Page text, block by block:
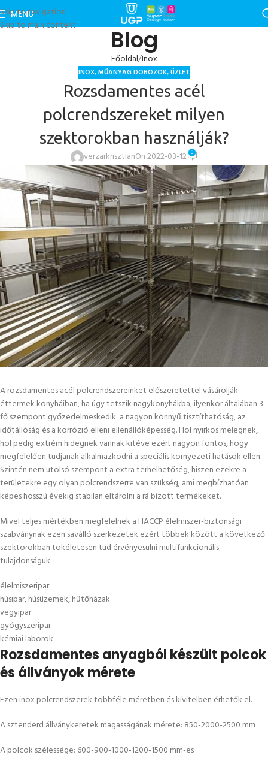
Skip to navigation
Skip to main content
MENU
Blog
Főoldal Inox
INOX,MŰANYAG DOBOZOK,ÜZLET
Rozsdamentes acél
polcrendszereket milyen
szektorokban használják?
verzarkrisztianOn 2022-03-12 0
Arozsdamentes acél polcrendszereinket előszeretettel vásárolják
éttermek konyháiban, ha úgy tetszik nagykonyhákba, ilyenkor általában 3
fő szempont győzedelmeskedik: a nagyon könnyű tisztíthatóság, az
időtállóság és a korrózió elleni ellenállóképesség. Hol nyirkos melegnek,
hol pedig extrém hidegnek vannak kitéve ezért nagyon fontos, hogy
megfelelően tudjanak alkalmazkodni a speciális környezeti hatások ellen.
Szintén nem utolsó szempont a extra terhelhetőség, hiszen ezekre a
területekre egy olyan polcrendszerre van szükség, ami megbízhatóan
képes hosszú évekig stabilan eltárolni a rá bízott termékeket.
Mivel teljes mértékben megfelelnek a HACCP élelmiszer-biztonsági
szabványnak ezen saválló szerkezetek ezért többek között a következő
szektorokban tökéletesen tud érvényesülni multifunkcionális
tulajdonságuk:
élelmiszeripar
húsipar, húsüzemek, hűtőházak
vegyipar
gyógyszeripar
kémiai laborok
Rozsdamentes anyagból készült polcok
és állványok mérete
Ezen inox polcrendszerek többféle méretben és kivitelben érhetők el.
A sztenderd állványkeretek magasságának mérete: 850-2000-2500 mm
A polcok szélessége: 600-900-1000-1200-1500 mm-es